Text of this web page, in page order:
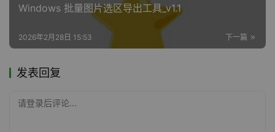
Windows 批量图片选区导出工具_v1.1
下一篇
2026年2月28日 15:53
发表回复
请登录后评论...